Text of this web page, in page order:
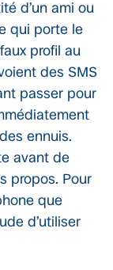
d’un ami ou
qui porte le
profil au
des SMS
passer pour
ennuis.
avant de
propos. Pour
que
d’utiliser